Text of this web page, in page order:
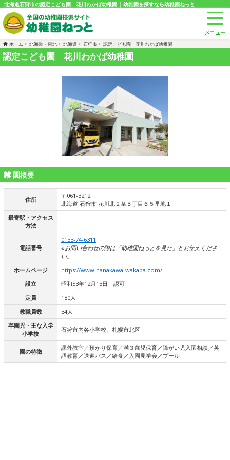
北海道石狩市の認定こども園 花川わかば幼稚園 | 幼稚園を探すなら幼稚園ねっと
ホーム 北海道・東北 北海道 石狩市 認定こども園 花川わかば幼稚園
認定こども園 花川わかば幼稚園
園概要
住所
〒061-3212
北海道 石狩市 花川北２条５丁目６５番地１
最寄駅・アクセス
方法
電話番号
0133-74-6311
※お問い合わせの際は「幼稚園ねっとを見た」とお伝えくださ
い。
ホームページ
https://www.hanakawa-wakaba.com/
設立
昭和53年12月13日 認可
定員
180人
教職員数
34人
卒園児・主な入学
小学校
石狩市内各小学校、札幌市北区
園の特徴
課外教室／預かり保育／満３歳児保育／障がい児入園相談／英
語教育／送迎バス／給食／入園見学会／プール